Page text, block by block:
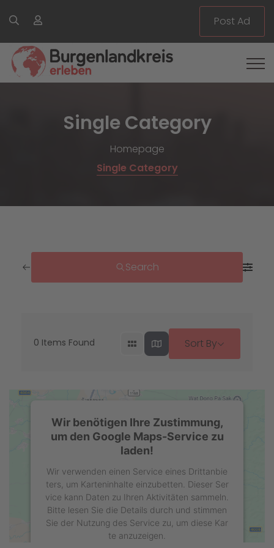
Post Ad
Single Category
Homepage
Single Category
Search
0 Items Found Sort By
Wir benötigen Ihre Zustimmung,
um den Google Maps-Service zu
laden!
Wir verwenden einen Service eines Drittanbie
ters, um Karteninhalte einzubetten. Dieser Ser
vice kann Daten zu Ihren Aktivitäten sammeln.
Bitte lesen Sie die Details durch und stimmen
Sie der Nutzung des Service zu, um diese Kar
te anzuzeigen.